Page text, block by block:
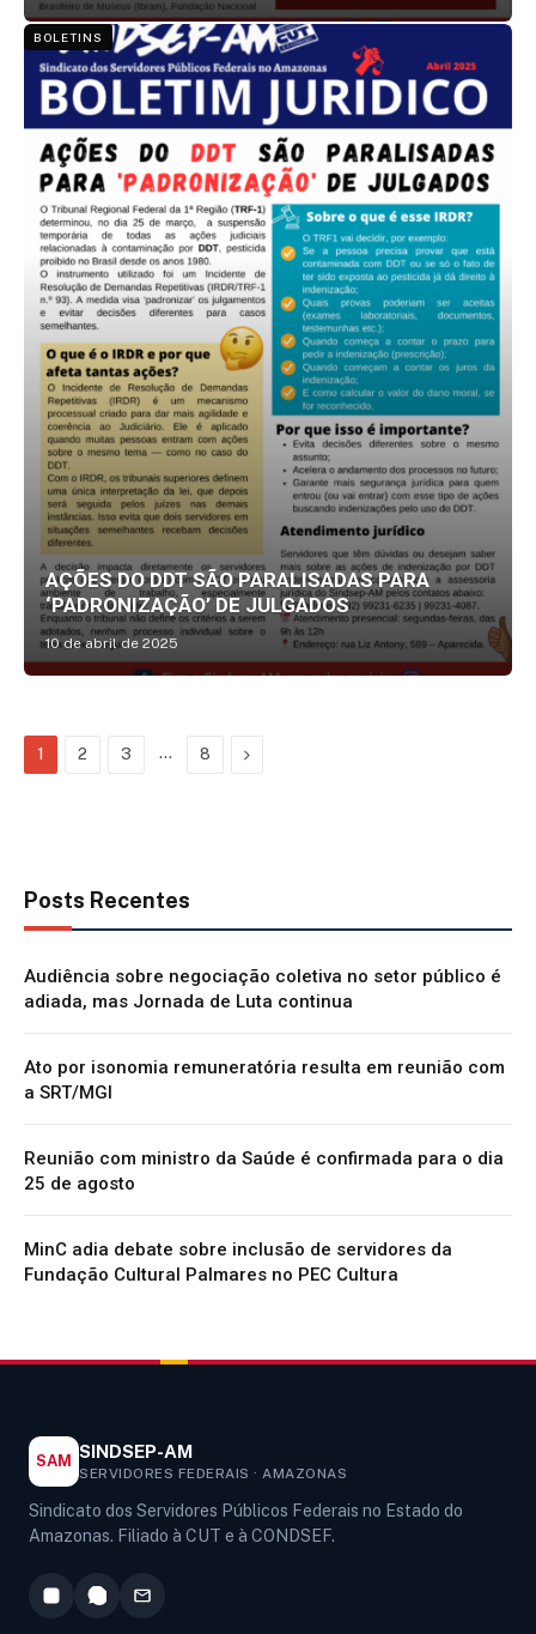
BOLETINS
AÇÕES DO DDT SÃO PARALISADAS PARA
‘PADRONIZAÇÃO’ DE JULGADOS
10 de abril de 2025
1 2 3 … 8 Next
Posts Recentes
Audiência sobre negociação coletiva no setor público é
adiada, mas Jornada de Luta continua
Ato por isonomia remuneratória resulta em reunião com
a SRT/MGI
Reunião com ministro da Saúde é confirmada para o dia
25 de agosto
MinC adia debate sobre inclusão de servidores da
Fundação Cultural Palmares no PEC Cultura
SAM SINDSEP-AM
SERVIDORES FEDERAIS · AMAZONAS
Sindicato dos Servidores Públicos Federais no Estado do
Amazonas. Filiado à CUT e à CONDSEF.